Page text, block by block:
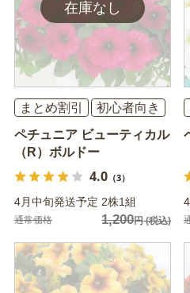
まとめ割引
初心者向き
ペチュニア ビューティカル
（R）ボルドー
4.0（3）
4月中旬発送予定 2株1組
通常価格 1,200円(税込)